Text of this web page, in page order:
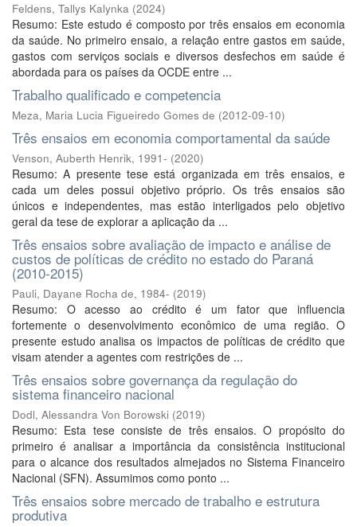
Feldens, Tallys Kalynka (2024)
Resumo: Este estudo é composto por três ensaios em economia
da saúde. No primeiro ensaio, a relação entre gastos em saúde,
gastos com serviços sociais e diversos desfechos em saúde é
abordada para os países da OCDE entre ...
Trabalho qualificado e competencia
Meza, Maria Lucia Figueiredo Gomes de (2012-09-10)
Três ensaios em economia comportamental da saúde
Venson, Auberth Henrik, 1991- (2020)
Resumo: A presente tese está organizada em três ensaios, e
cada um deles possui objetivo próprio. Os três ensaios são
únicos e independentes, mas estão interligados pelo objetivo
geral da tese de explorar a aplicação da ...
Três ensaios sobre avaliação de impacto e análise de
custos de políticas de crédito no estado do Paraná
(2010-2015)
Pauli, Dayane Rocha de, 1984- (2019)
Resumo: O acesso ao crédito é um fator que influencia
fortemente o desenvolvimento econômico de uma região. O
presente estudo analisa os impactos de políticas de crédito que
visam atender a agentes com restrições de ...
Três ensaios sobre governança da regulação do
sistema financeiro nacional
Dodl, Alessandra Von Borowski (2019)
Resumo: Esta tese consiste de três ensaios. O propósito do
primeiro é analisar a importância da consistência institucional
para o alcance dos resultados almejados no Sistema Financeiro
Nacional (SFN). Assumimos como ponto ...
Três ensaios sobre mercado de trabalho e estrutura
produtiva